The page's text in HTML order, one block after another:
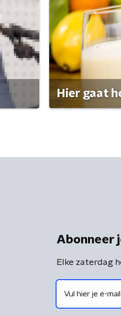
Hier gaat
Abonneer
Elke zaterdag